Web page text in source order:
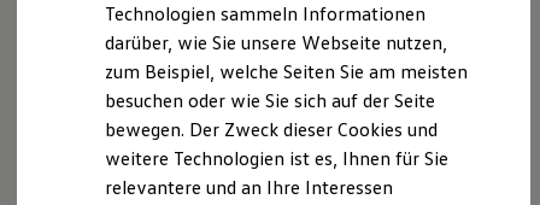
Nachhaltigkeit
Technologie
Kosten und Kauf
Verbrauchskosten
Kaufoptionen
E-Auto-Förderung
Software und Konnektivität
Die ID. Software 6
ID. Software Versionen und Updates
Technologien sammeln Informationen
darüber, wie Sie unsere Webseite nutzen,
zum Beispiel, welche Seiten Sie am meisten
besuchen oder wie Sie sich auf der Seite
bewegen. Der Zweck dieser Cookies und
weitere Technologien ist es, Ihnen für Sie
relevantere und an Ihre Interessen